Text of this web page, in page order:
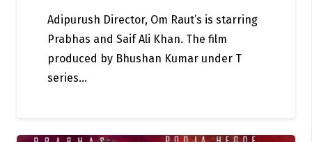
Adipurush Director, Om Raut’s is starring
Prabhas and Saif Ali Khan. The film
produced by Bhushan Kumar under T
series…